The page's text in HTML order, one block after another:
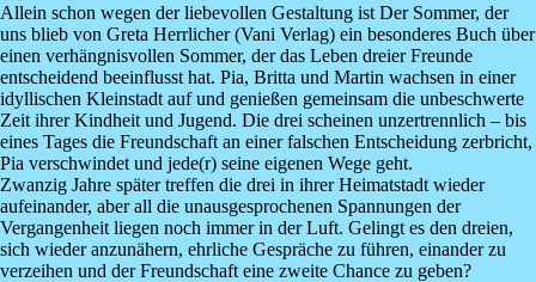
Allein schon wegen der liebevollen Gestaltung ist Der Sommer, der
uns blieb von Greta Herrlicher(Vani Verlag) ein besonderes Buch über
einen verhängnisvollen Sommer, der das Leben dreier Freunde
entscheidend beeinflusst hat. Pia, Britta und Martin wachsen in einer
idyllischen Kleinstadt auf und genießen gemeinsam die unbeschwerte
Zeit ihrer Kindheit und Jugend. Die drei scheinen unzertrennlich – bis
eines Tages die Freundschaft an einer falschen Entscheidung zerbricht,
Pia verschwindet und jede(r) seine eigenen Wege geht.
Zwanzig Jahre später treffen die drei in ihrer Heimatstadt wieder
aufeinander, aber all die unausgesprochenen Spannungen der
Vergangenheit liegen noch immer in der Luft. Gelingt es den dreien,
sich wieder anzunähern, ehrliche Gespräche zu führen, einander zu
verzeihen und der Freundschaft eine zweite Chance zu geben?